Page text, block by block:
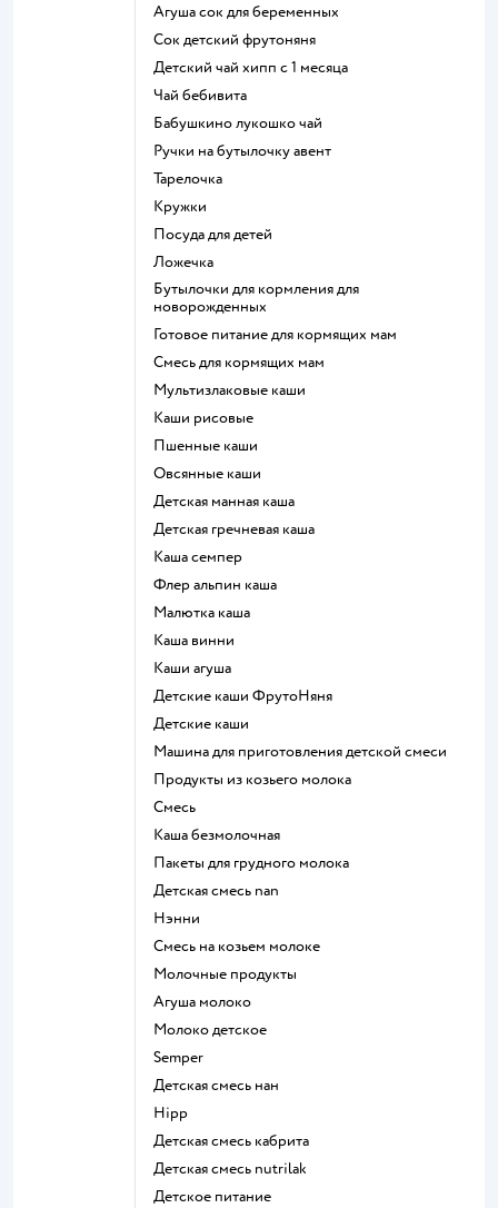
агуша сок для беременных
сок детский фрутоняня
детский чай хипп с 1 месяца
чай бебивита
бабушкино лукошко чай
ручки на бутылочку авент
тарелочка
кружки
посуда для детей
ложечка
бутылочки для кормления для
новорожденных
готовое питание для кормящих мам
смесь для кормящих мам
Мультизлаковые каши
Каши рисовые
Пшенные каши
овсянные каши
детская манная каша
детская гречневая каша
каша семпер
флер альпин каша
малютка каша
каша винни
каши агуша
Детские каши ФрутоНяня
детские каши
машина для приготовления детской смеси
продукты из козьего молока
смесь
каша безмолочная
пакеты для грудного молока
детская смесь nan
нэнни
смесь на козьем молоке
молочные продукты
агуша молоко
молоко детское
semper
детская смесь нан
hipp
детская смесь кабрита
детская смесь nutrilak
детское питание